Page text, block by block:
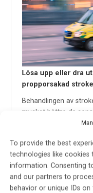
To provide the best
technologies like
information. Consenting
and our partners to
behavior or unique IDs
Lösa upp eller dra
propporsakad stroke
Behandlingen av
mycket bättre de
fortfarande en del av
patienter kommer för
därför mycket…